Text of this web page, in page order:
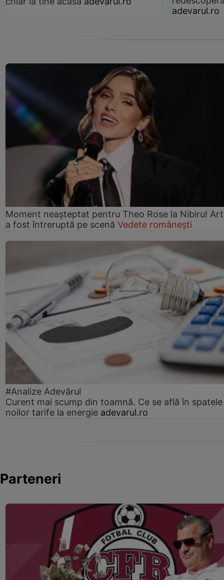
adevarul.ro
Moment neașteptat pentru Theo Rose la Nibiru!
a fost întreruptă pe scenă Vedete românești
#Analize Adevărul
Curent mai scump din toamnă. Ce se află în spatele
noilor tarife la energie adevarul.ro
Parteneri